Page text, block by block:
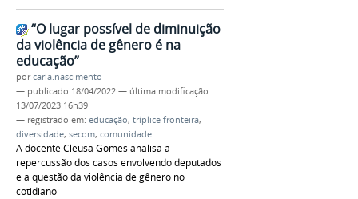
“O lugar possível de diminuição
da violência de gênero é na
educação”
porcarla.nascimento
— publicado 18/04/2022 — última modificação
13/07/2023 16h39
— registrado em: educação, tríplice fronteira,
diversidade, secom, comunidade
A docente Cleusa Gomes analisa a
repercussão dos casos envolvendo deputados
e a questão da violência de gênero no
cotidiano